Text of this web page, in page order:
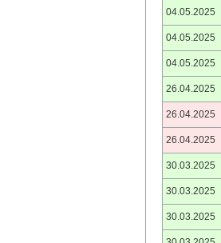
04.05.2025
04.05.2025
04.05.2025
26.04.2025
26.04.2025
26.04.2025
30.03.2025
30.03.2025
30.03.2025